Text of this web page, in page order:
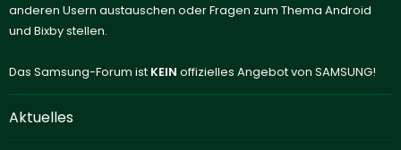
anderen Usern austauschen oder Fragen zum Thema Android
und Bixby stellen.
Das Samsung-Forum ist KEIN offizielles Angebot von SAMSUNG!
Aktuelles